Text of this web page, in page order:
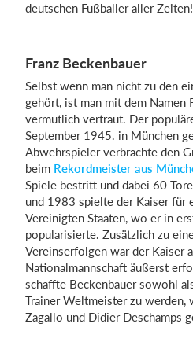
deutschen Fußballer aller Zeiten!
Franz Beckenbauer
Selbst wenn man nicht zu den
gehört, ist man mit dem Namen
vermutlich vertraut. Der
September 1945. in München
Abwehrspieler verbrachte den
beim Rekordmeister aus
Spiele bestritt und dabei 60
und 1983 spielte der Kaiser für
Vereinigten Staaten, wo er in
popularisierte. Zusätzlich zu
Vereinserfolgen war der Kaiser
Nationalmannschaft äußerst
schaffte Beckenbauer sowohl
Trainer Weltmeister zu werden,
Zagallo und Didier Deschamps